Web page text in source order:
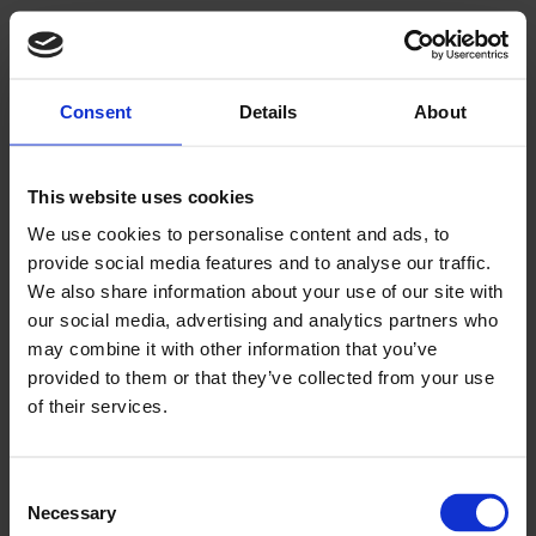
Consent Details About
This website uses cookies
We use cookies to personalise content and ads, to
provide social media features and to analyse our traffic.
We also share information about your use of our site with
our social media, advertising and analytics partners who
may combine it with other information that you’ve
provided to them or that they’ve collected from your use
of their services.
Selection
Necessary
Ventilasjons- og
ser fortsatt krevende
markedsutsikter
Ønsker en nasjonal